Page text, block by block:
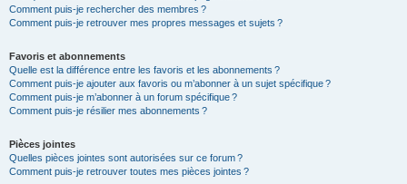
Comment puis-je rechercher des membres ?
Comment puis-je retrouver mes propres messages et sujets ?
Favoris et abonnements
Quelle est la différence entre les favoris et les abonnements ?
Comment puis-je ajouter aux favoris ou m’abonner à un sujet spécifique ?
Comment puis-je m’abonner à un forum spécifique ?
Comment puis-je résilier mes abonnements ?
Pièces jointes
Quelles pièces jointes sont autorisées sur ce forum ?
Comment puis-je retrouver toutes mes pièces jointes ?